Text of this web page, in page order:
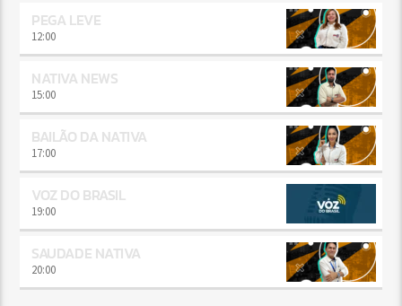
PEGA LEVE
12:00
NATIVA NEWS
15:00
BAILÃO DA NATIVA
17:00
VOZ DO BRASIL
19:00
SAUDADE NATIVA
20:00